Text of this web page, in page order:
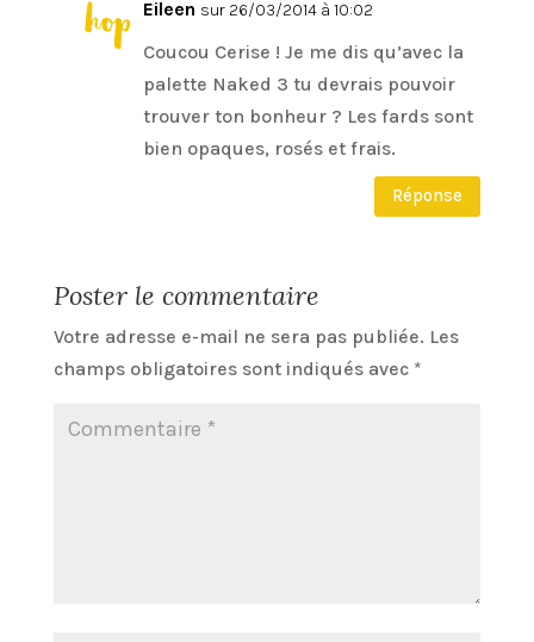
Eileen sur 26/03/2014 à 10:02
Coucou Cerise ! Je me dis qu’avec la
palette Naked 3 tu devrais pouvoir
trouver ton bonheur ? Les fards sont
bien opaques, rosés et frais.
Réponse
Poster le commentaire
Votre adresse e-mail ne sera pas publiée. Les
champs obligatoires sont indiqués avec *